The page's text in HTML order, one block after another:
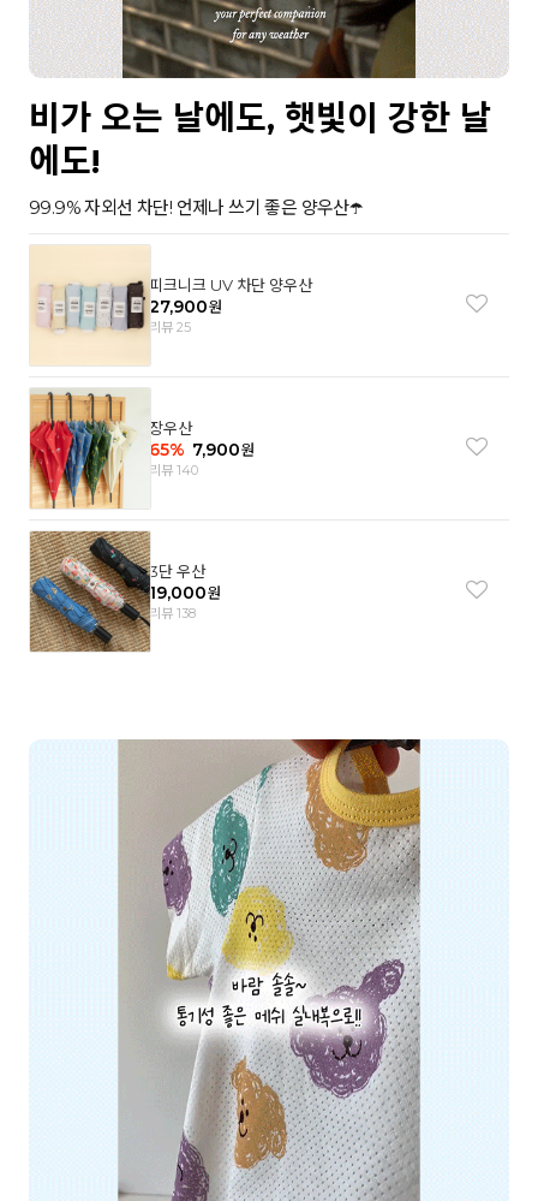
비가 오는 날에도, 햇빛이 강한 날
에도!
99.9% 자외선 차단! 언제나 쓰기 좋은 양우산☂️
피크니크 UV 차단 양우산
27,900원
리뷰 25
장우산
65% 7,900원
리뷰 140
3단 우산
19,000원
리뷰 138